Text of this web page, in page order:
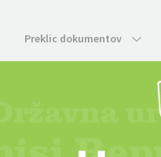
Preklic dokumentov